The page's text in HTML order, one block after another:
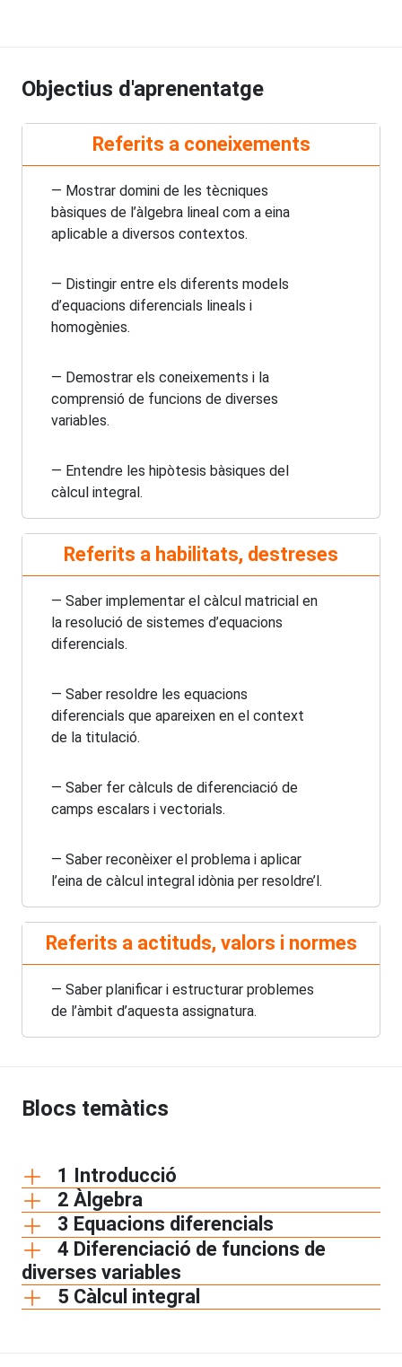
Objectius d'aprenentatge
Referits a coneixements
— Mostrar domini de les tècniques
bàsiques de l’àlgebra lineal com a eina
aplicable a diversos contextos.
— Distingir entre els diferents models
d’equacions diferencials lineals i
homogènies.
— Demostrar els coneixements i la
comprensió de funcions de diverses
variables.
— Entendre les hipòtesis bàsiques del
càlcul integral.
Referits a habilitats, destreses
— Saber implementar el càlcul matricial en
la resolució de sistemes d’equacions
diferencials.
— Saber resoldre les equacions
diferencials que apareixen en el context
de la titulació.
— Saber fer càlculs de diferenciació de
camps escalars i vectorials.
— Saber reconèixer el problema i aplicar
l’eina de càlcul integral idònia per resoldre’l.
Referits a actituds, valors i normes
— Saber planificar i estructurar problemes
de l’àmbit d’aquesta assignatura.
Blocs temàtics
1 Introducció
2 Àlgebra
3 Equacions diferencials
4 Diferenciació de funcions de
diverses variables
5 Càlcul integral